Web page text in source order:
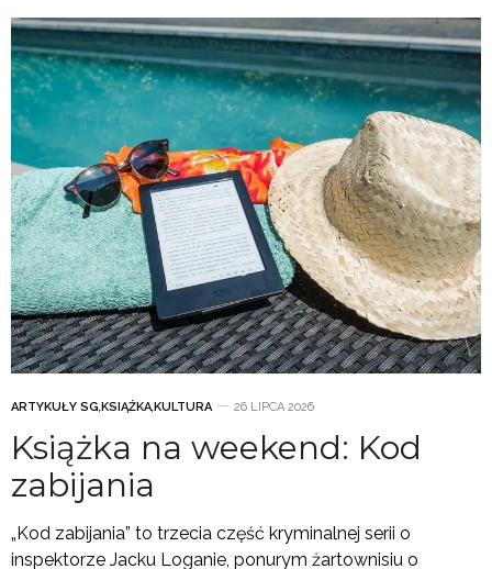
ARTYKUŁY SG KSIĄŻKAKULTURA 26 LIPCA 2026
Książka na weekend: Kod
zabijania
„Kod zabijania” to trzecia część kryminalnej serii o
inspektorze Jacku Loganie, ponurym żartownisiu o